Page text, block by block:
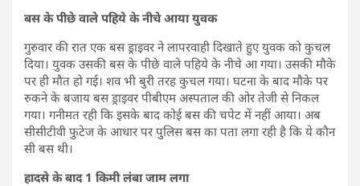
बस के पीछे वाले पहिये के नीचे आया युवक
गुरुवार की रात एक बस ड्राइवर ने लापरवाही दिखाते हुए युवक को कुचल
दिया। युवक उसकी बस के पीछे वाले पहिये के नीचे आ गया। उसकी मौके
पर ही मौत हो गई। शव भी बुरी तरह कुचल गया। घटना के बाद मौके पर
रुकने के बजाय बस ड्राइवर पीबीएम अस्पताल की ओर तेजी से निकल
गया। गनीमत रही कि इसके बाद कोई बस की चपेट में नहीं आया। अब
सीसीटीवी फुटेज के आधार पर पुलिस बस का पता लगा रही है कि ये कौन
सी बस थी।
हादसे के बाद 1 किमी लंबा जाम लगा